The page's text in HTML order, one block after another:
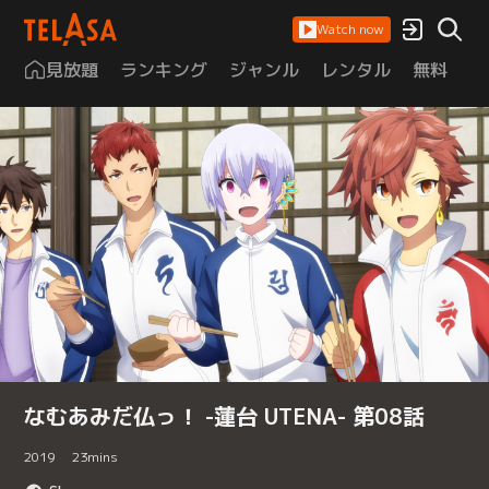
Watch now
見放題 ランキング ジャンル レンタル 無料
なむあみだ仏っ！ -蓮台 UTENA- 第08話
2019 23mins